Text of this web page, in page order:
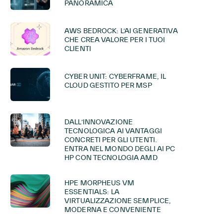
PANORAMICA
AWS BEDROCK: L’AI GENERATIVA
CHE CREA VALORE PER I TUOI
CLIENTI
CYBER UNIT: CYBERFRAME, IL
CLOUD GESTITO PER MSP
DALL’INNOVAZIONE
TECNOLOGICA AI VANTAGGI
CONCRETI PER GLI UTENTI.
ENTRA NEL MONDO DEGLI AI PC
HP CON TECNOLOGIA AMD
HPE MORPHEUS VM
ESSENTIALS: LA
VIRTUALIZZAZIONE SEMPLICE,
MODERNA E CONVENIENTE